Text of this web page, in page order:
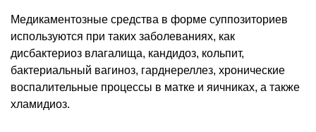
Медикаментозные средства в форме суппозиториев
используются при таких заболеваниях, как
дисбактериоз влагалища, кандидоз, кольпит,
бактериальный вагиноз, гарднереллез, хронические
воспалительные процессы в матке и яичниках, а также
хламидиоз.